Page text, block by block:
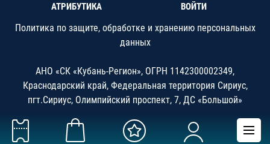
АТРИБУТИКА ВОЙТИ
Политика по защите, обработке и хранению персональных
данных
АНО «СК «Кубань-Регион», ОГРН 1142300002349,
Краснодарский край, Федеральная территория Сириус,
пгт.Сириус, Олимпийский проспект, 7, ДС «Большой»